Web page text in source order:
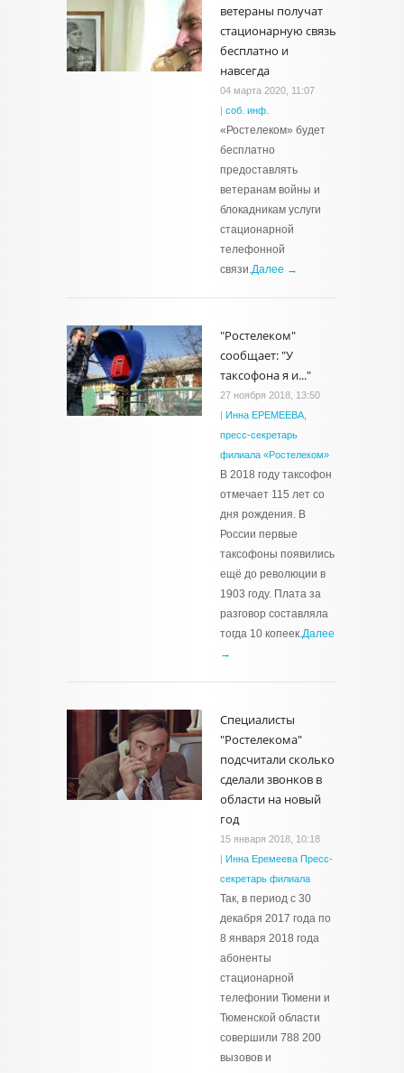
ветераны получат
стационарную связь
бесплатно и
навсегда
04 марта 2020, 11:07
| соб. инф.
«Ростелеком» будет
бесплатно
предоставлять
ветеранам войны и
блокадникам услуги
стационарной
телефонной
связи.Далее →
"Ростелеком"
сообщает: "У
таксофона я и..."
27 ноября 2018, 13:50
| Инна ЕРЕМЕЕВА,
пресс-секретарь
филиала «Ростелеком»
В 2018 году таксофон
отмечает 115 лет со
дня рождения. В
России первые
таксофоны по­явились
ещё до революции в
1903 году. Плата за
разговор составляла
тогда 10 копеек.Далее
→
Специалисты
"Ростелекома"
подсчитали сколько
сделали звонков в
области на новый
год
15 января 2018, 10:18
| Инна Еремеева Пресс-
секретарь филиала
Так, в период с 30
декабря 2017 года по
8 января 2018 года
абоненты
стационарной
телефонии Тюмени и
Тюменской области
совершили 788 200
вызовов и